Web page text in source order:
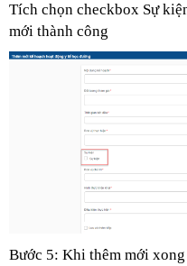
Tích chọn checkbox Sự
mới thành công
Bước 5: Khi thêm mới